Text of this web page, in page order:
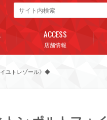
店舗情報
ACCESS
ユトレゾール》◆